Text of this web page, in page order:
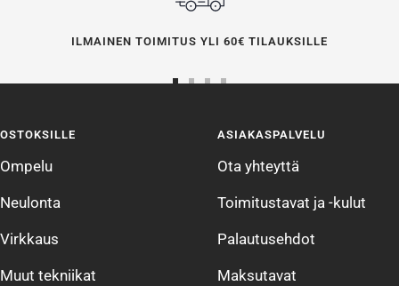
ILMAINEN TOIMITUS YLI 60€ TILAUKSILLE
4
OSTOKSILLE
Ompelu
Neulonta
Virkkaus
Muut tekniikat
ASIAKASPALVELU
Ota yhteyttä
Toimitustavat ja -kulut
Palautusehdot
Maksutavat